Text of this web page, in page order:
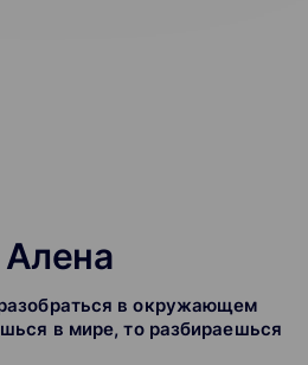
Алена
в окружающем
в мире, то разбираешься